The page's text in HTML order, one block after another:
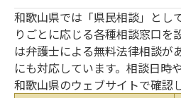
和歌山県では「県民相談」とし
りごとに応じる各種相談窓口を
は弁護士による無料法律相談が
にも対応しています。相談日時
和歌山県のウェブサイトで確認